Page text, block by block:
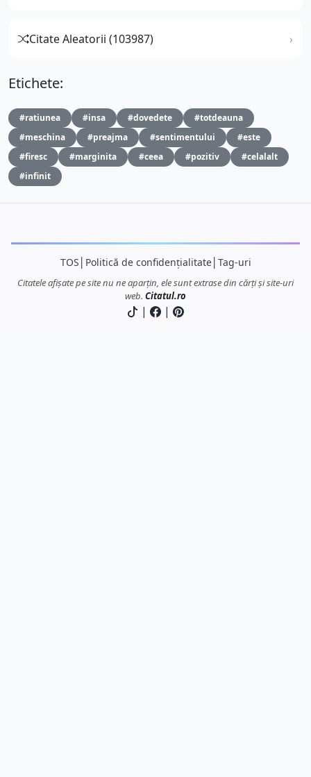
Citate Aleatorii (103987)
Etichete:
#ratiunea #insa #dovedete
#totdeauna
#meschina
#preajma #sentimentului
#este
#firesc
#marginita #ceea #pozitiv
#celalalt
#infinit
TOS Politică de confidențialitate│ Tag-uri
Citatele afișate pe site nu ne aparțin, ele sunt extrase din cărți și site-uri
web. Citatul.ro
| |